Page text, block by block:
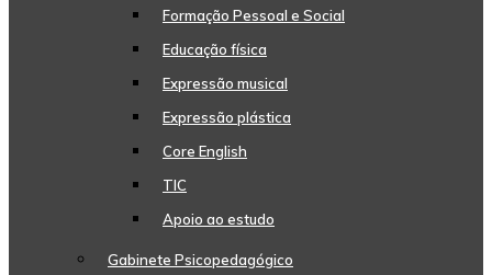
Formação Pessoal e Social
Educação física
Expressão musical
Expressão plástica
Core English
TIC
Apoio ao estudo
Gabinete Psicopedagógico